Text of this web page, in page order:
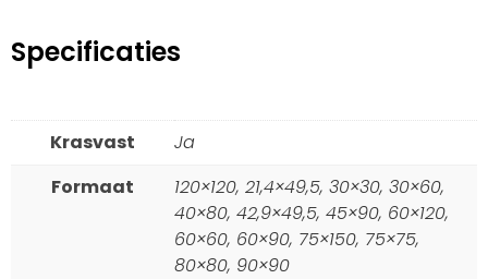
Specificaties
Krasvast
Ja
Formaat
120×120, 21,4×49,5, 30×30, 30×60,
40×80, 42,9×49,5, 45×90, 60×120,
60×60, 60×90, 75×150, 75×75,
80×80, 90×90